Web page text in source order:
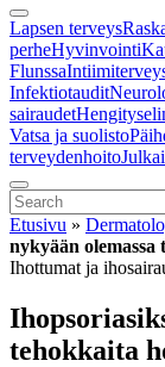
Lapsen terveys
perheHyvinvointi
Flunssa
Infektiotaudit
sairaudet
Vatsa ja suolisto
terveydenhoito
Etusivu »
nykyään
Ihottumat ja
tehokkaita